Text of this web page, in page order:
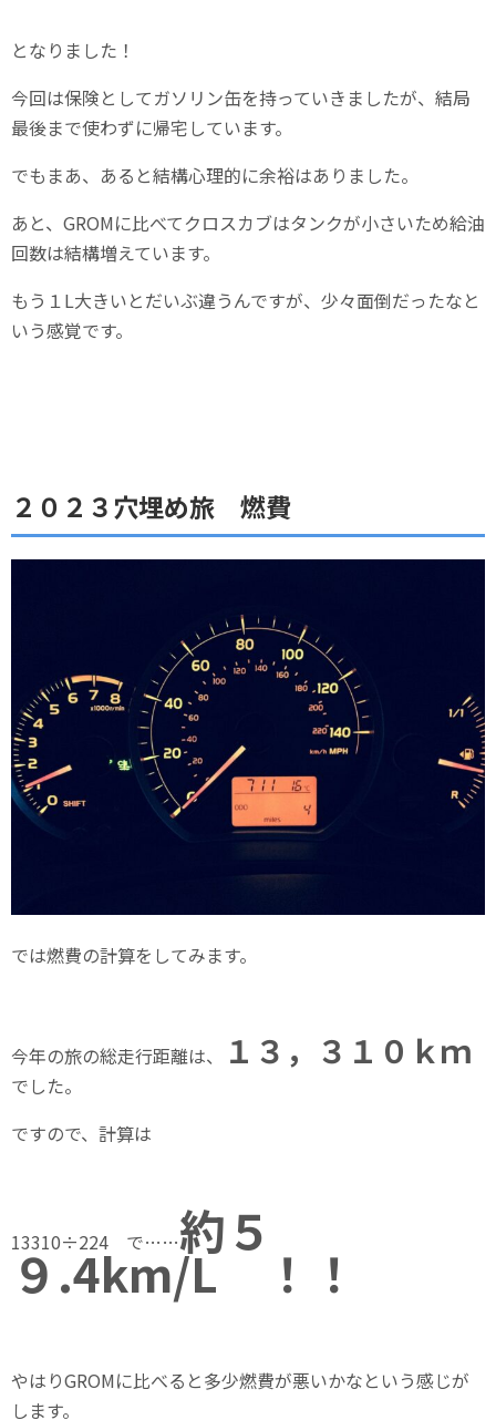
となりました！
今回は保険としてガソリン缶を持っていきましたが、結局
最後まで使わずに帰宅しています。
でもまあ、あると結構心理的に余裕はありました。
あと、GROMに比べてクロスカブはタンクが小さいため給油
回数は結構増えています。
もう１L大きいとだいぶ違うんですが、少々面倒だったなと
いう感覚です。
２０２３穴埋め旅 燃費
では燃費の計算をしてみます。
今年の旅の総走行距離は、 １３，３１０ｋｍ
でした。
ですので、計算は
13310÷224 で……約５
９.4km/L ！！
やはりGROMに比べると多少燃費が悪いかなという感じが
します。